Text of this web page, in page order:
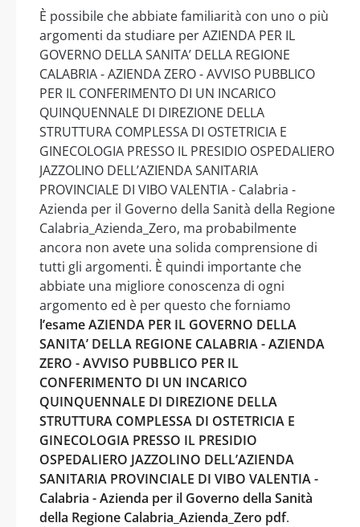
È possibile che abbiate familiarità con uno o più
argomenti da studiare per AZIENDA PER IL
GOVERNO DELLA SANITA’ DELLA REGIONE
CALABRIA - AZIENDA ZERO - AVVISO PUBBLICO
PER IL CONFERIMENTO DI UN INCARICO
QUINQUENNALE DI DIREZIONE DELLA
STRUTTURA COMPLESSA DI OSTETRICIA E
GINECOLOGIA PRESSO IL PRESIDIO OSPEDALIERO
JAZZOLINO DELL’AZIENDA SANITARIA
PROVINCIALE DI VIBO VALENTIA - Calabria -
Azienda per il Governo della Sanità della Regione
Calabria_Azienda_Zero, ma probabilmente
ancora non avete una solida comprensione di
tutti gli argomenti. È quindi importante che
abbiate una migliore conoscenza di ogni
argomento ed è per questo che forniamo
l’esame AZIENDA PER IL GOVERNO DELLA
SANITA’ DELLA REGIONE CALABRIA - AZIENDA
ZERO - AVVISO PUBBLICO PER IL
CONFERIMENTO DI UN INCARICO
QUINQUENNALE DI DIREZIONE DELLA
STRUTTURA COMPLESSA DI OSTETRICIA E
GINECOLOGIA PRESSO IL PRESIDIO
OSPEDALIERO JAZZOLINO DELL’AZIENDA
SANITARIA PROVINCIALE DI VIBO VALENTIA -
Calabria - Azienda per il Governo della Sanità
della Regione Calabria_Azienda_Zero pdf.